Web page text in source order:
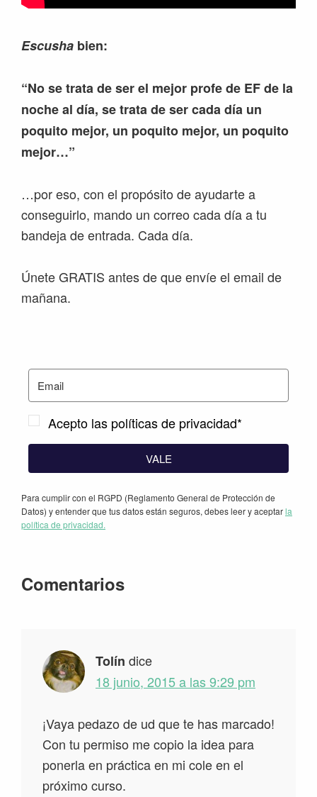
Escusha bien:
“No se trata de ser el mejor profe de EF de la
noche al día, se trata de ser cada día un
poquito mejor, un poquito mejor, un poquito
mejor…”
…por eso, con el propósito de ayudarte a
conseguirlo, mando un correo cada día a tu
bandeja de entrada. Cada día.
Únete GRATIS antes de que envíe el email de
mañana.
Acepto las políticas de privacidad*
VALE
Para cumplir con el RGPD (Reglamento General de Protección de
Datos) y entender que tus datos están seguros, debes leer y aceptarla
política de privacidad.
Interacciones
lectores
Comentarios
Tolín dice
18 junio, 2015 a las 9:29 pm
¡Vaya pedazo de ud que te has marcado!
Con tu permiso me copio la idea para
ponerla en práctica en mi cole en el
próximo curso.